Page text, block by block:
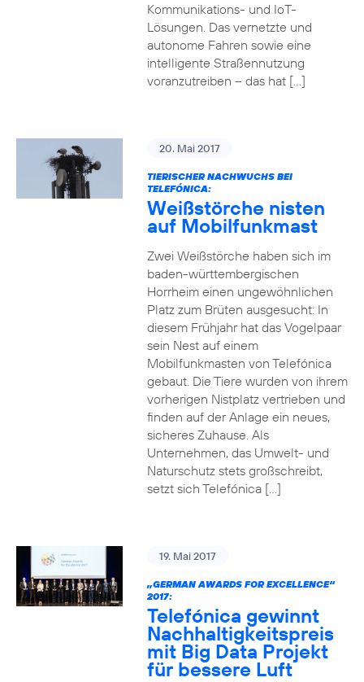
Kommunikations- und IoT-
Lösungen. Das vernetzte und
autonome Fahren sowie eine
intelligente Straßennutzung
voranzutreiben – das hat […]
20. Mai 2017
TIERISCHER NACHWUCHS BEI
TELEFÓNICA:
Weißstörche nisten
auf Mobilfunkmast
Zwei Weißstörche haben sich im
baden-württembergischen
Horrheim einen ungewöhnlichen
Platz zum Brüten ausgesucht: In
diesem Frühjahr hat das Vogelpaar
sein Nest auf einem
Mobilfunkmasten von Telefónica
gebaut. Die Tiere wurden von ihrem
vorherigen Nistplatz vertrieben und
finden auf der Anlage ein neues,
sicheres Zuhause. Als
Unternehmen, das Umwelt- und
Naturschutz stets großschreibt,
setzt sich Telefónica […]
19. Mai 2017
„GERMAN AWARDS FOR EXCELLENCE“
2017:
Telefónica gewinnt
Nachhaltigkeitspreis
mit Big Data Projekt
für bessere Luft